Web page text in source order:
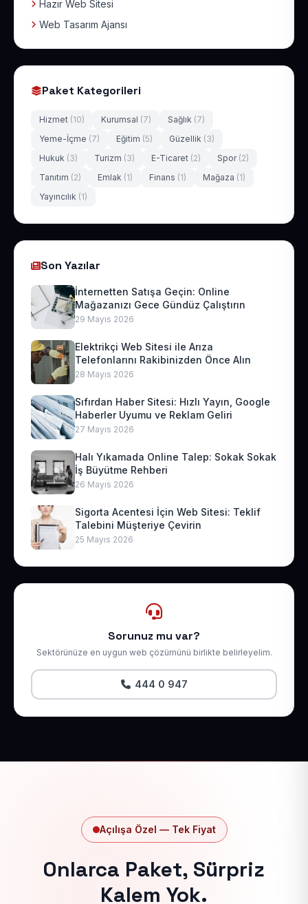
Hazır Web Sitesi
Web Tasarım Ajansı
Paket Kategorileri
Hizmet (10) Kurumsal (7) Sağlık (7)
Yeme-İçme (7) Eğitim (5) Güzellik (3)
Hukuk (3) Turizm (3) E-Ticaret (2) Spor (2)
Tanıtım (2) Emlak (1) Finans (1) Mağaza (1)
Yayıncılık (1)
Son Yazılar
İnternetten Satışa Geçin: Online
Mağazanızı Gece Gündüz Çalıştırın
29 Mayıs 2026
Elektrikçi Web Sitesi ile Arıza
Telefonlarını Rakibinizden Önce Alın
28 Mayıs 2026
Sıfırdan Haber Sitesi: Hızlı Yayın, Google
Haberler Uyumu ve Reklam Geliri
27 Mayıs 2026
Halı Yıkamada Online Talep: Sokak Sokak
İş Büyütme Rehberi
26 Mayıs 2026
Sigorta Acentesi İçin Web Sitesi: Teklif
Talebini Müşteriye Çevirin
25 Mayıs 2026
Sorunuz mu var?
Sektörünüze en uygun web çözümünü birlikte belirleyelim.
444 0 947
Açılışa Özel — Tek Fiyat
Onlarca Paket, Sürpriz
Kalem Yok.